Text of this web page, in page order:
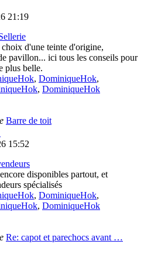
21:19
d'une teinte d'origine,
pavillon... ici tous les conseils pour
plus belle.
, DominiqueHok,
, DominiqueHok
Barre de toit
le
message
15:52
disponibles partout, et
spécialisés
, DominiqueHok,
, DominiqueHok
Re: capot et parechocs avant …